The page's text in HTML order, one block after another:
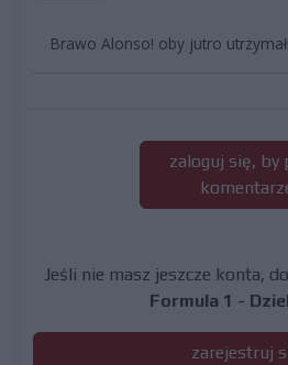
Brawo Alonso! oby jutro
zaloguj się, by
Jeśli nie masz jeszcze konta,
Formula 1 -
zarejestruj